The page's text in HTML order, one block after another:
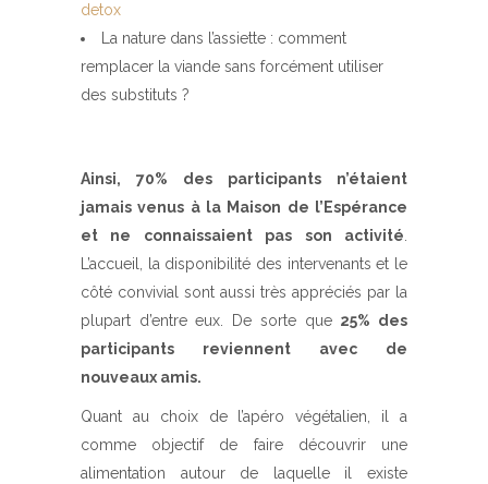
detox
La nature dans l’assiette : comment
remplacer la viande sans forcément utiliser
des substituts ?
Ainsi, 70% des participants n’étaient
jamais venus à la Maison de l’Espérance
et ne connaissaient pas son activité.
L’accueil, la disponibilité des intervenants et le
côté convivial sont aussi très appréciés par la
plupart d’entre eux. De sorte que 25% des
participants reviennent avec de
nouveaux amis.
Quant au choix de l’apéro végétalien, il a
comme objectif de faire découvrir une
alimentation autour de laquelle il existe